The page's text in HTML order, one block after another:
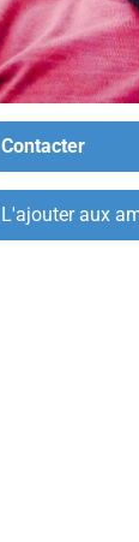
Contacter
L'ajouter aux